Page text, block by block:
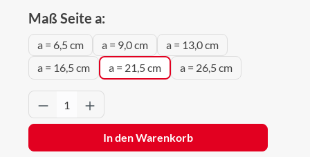
Maß Seite a:
a = 6,5 cm a = 9,0 cm
a = 13,0 cm
a = 16,5 cm
a = 21,5 cm a = 26,5 cm
Produkt Anzahl: Gib den gewünschten
In den Warenkorb